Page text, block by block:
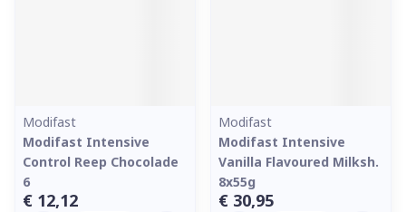
Modifast
Modifast Intensive
Control Reep Chocolade
6
€ 12,12
Modifast
Modifast Intensive
Vanilla Flavoured Milksh.
8x55g
€ 30,95